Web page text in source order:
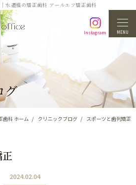
水道橋の矯正歯科 アールエフ矯正歯科
Instagram MENU
グ
歯科 ホーム クリニックブログ スポーツと歯列矯正
2024.02.04